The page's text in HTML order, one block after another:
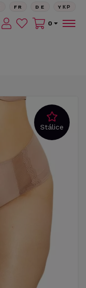
FR DE YКР
0
Stálice